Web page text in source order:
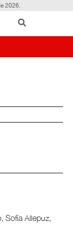
2026.
Sofía Allepuz,